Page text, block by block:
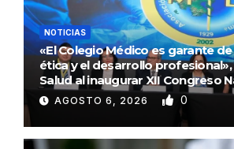
NOTICIAS
«El Colegio Médico es garante de
ética y el desarrollo
Salud al inaugurar XII Congreso
AGOSTO 6, 2026 0